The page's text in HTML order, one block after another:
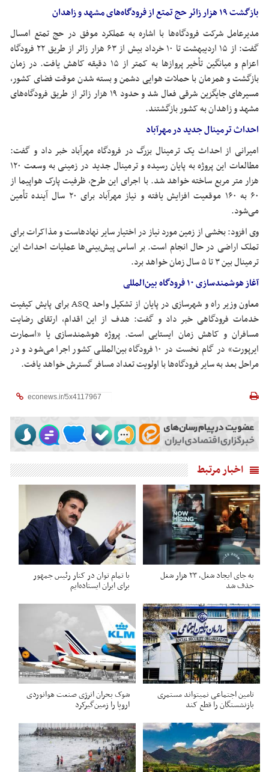
بازگشت ۱۹ هزار زائر حج تمتع از فرودگاه‌های مشهد و زاهدان
مدیرعامل شرکت فرودگاه‌ها با اشاره به عملکرد موفق در حج تمتع امسال
گفت: از ۱۵ اردیبهشت تا ۱۰ خرداد بیش از ۶۳ هزار زائر از طریق ۲۲ فرودگاه
اعزام و میانگین تأخیر پروازها به کمتر از ۱۵ دقیقه کاهش یافت. در زمان
بازگشت و همزمان با حملات هوایی دشمن و بسته شدن موقت فضای کشور،
مسیرهای جایگزین شرقی فعال شد و حدود ۱۹ هزار زائر از طریق فرودگاه‌های
مشهد و زاهدان به کشور بازگشتند.
احداث ترمینال جدید در مهرآباد
امیرانی از احداث یک ترمینال بزرگ در فرودگاه مهرآباد خبر داد و گفت:
مطالعات این پروژه به پایان رسیده و ترمینال جدید در زمینی به وسعت ۱۲۰
هزار متر مربع ساخته خواهد شد. با اجرای این طرح، ظرفیت پارک هواپیما از
۶۰ به ۱۶۰ موقعیت افزایش یافته و نیاز مهرآباد برای ۲۰ سال آینده تأمین
می‌شود.
وی افزود: بخشی از زمین مورد نیاز در اختیار سایر نهادهاست و مذاکرات برای
تملک اراضی در حال انجام است. بر اساس پیش‌بینی‌ها عملیات احداث این
ترمینال بین ۳ تا ۵ سال زمان خواهد برد.
آغاز هوشمندسازی ۱۰ فرودگاه بین‌المللی
معاون وزیر راه و شهرسازی در پایان از تشکیل واحد ASQ برای پایش کیفیت
خدمات فرودگاهی خبر داد و گفت: هدف از این اقدام، ارتقای رضایت
مسافران و کاهش زمان ایستایی است. پروژه هوشمندسازی یا «اسمارت
ایرپورت» در گام نخست در ۱۰ فرودگاه بین‌المللی کشور اجرا می‌شود و در
مراحل بعد به سایر فرودگاه‌ها با اولویت تعداد مسافر گسترش خواهد یافت.
اخبار مرتبط
به جای ایجاد شغل، ۲۳ هزار شغل
حذف شد
با تمام توان در کنار رئیس جمهور
برای ایران ایستاده‌ایم
تامین اجتماعی نمیتواند مستمری
بازنشستگان را قطع کند
شوک بحران انرژی صنعت هوانوردی
اروپا را زمین‌گیر‌کرد